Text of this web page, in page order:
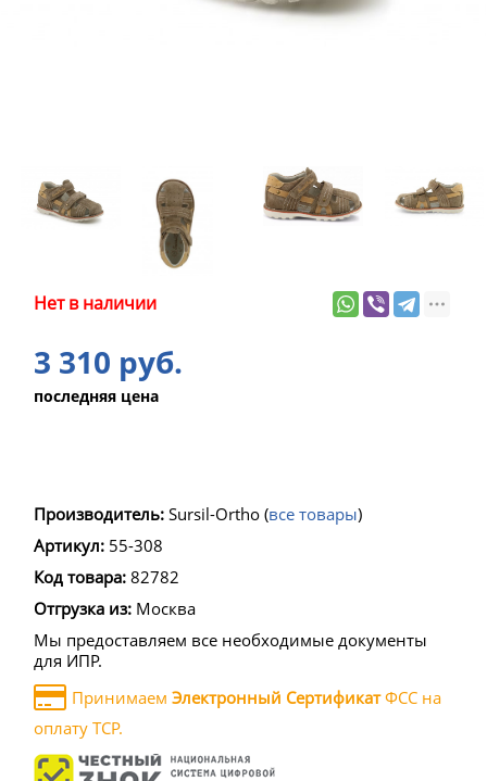
Нет в наличии
3 310 руб.
последняя цена
Производитель: Sursil-Ortho (все товары)
Артикул: 55-308
Код товара: 82782
Отгрузка из: Москва
Мы предоставляем все необходимые документы
для ИПР.
Принимаем Электронный СертификатФСС на
оплату ТСР.